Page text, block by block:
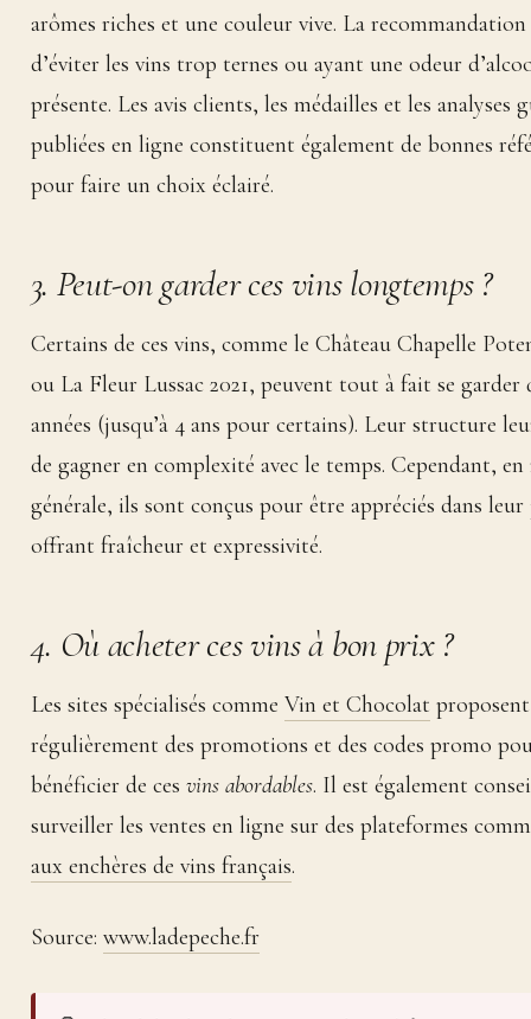
arômes riches et une couleur vive. La recommandation
d’éviter les vins trop ternes ou ayant une odeur
présente. Les avis clients, les médailles et les analyses
publiées en ligne constituent également de bonnes
pour faire un choix éclairé.
3. Peut-on garder ces vins longtemps ?
Certains de ces vins, comme le Château Chapelle
ou La Fleur Lussac 2021, peuvent tout à fait se garder
années (jusqu’à 4 ans pour certains). Leur structure
de gagner en complexité avec le temps. Cependant, en
générale, ils sont conçus pour être appréciés dans leur
offrant fraîcheur et expressivité.
4. Où acheter ces vins à bon prix ?
Les sites spécialisés comme Vin et Chocolat proposent
régulièrement des promotions et des codes promo
bénéficier de ces vins abordables. Il est également
surveiller les ventes en ligne sur des plateformes
aux enchères de vins français.
Source: www.ladepeche.fr